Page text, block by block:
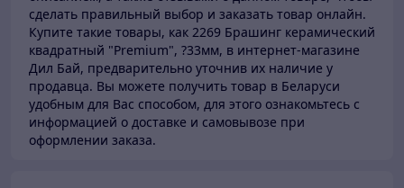
сделать правильный выбор и заказать товар онлайн.
Купите такие товары, как 2269 Брашинг керамический
квадратный "Premium", ?33мм, в интернет-магазине
Дил Бай, предварительно уточнив их наличие у
продавца. Вы можете получить товар в Беларуси
удобным для Вас способом, для этого ознакомьтесь с
информацией о доставке и самовывозе при
оформлении заказа.